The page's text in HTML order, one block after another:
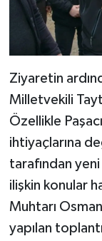
Ziyaretin
Milletvekili
Özellikle
ihtiyaçlarına
tarafından
ilişkin konular
Muhtarı
yapılan